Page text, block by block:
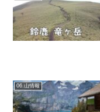
06.山情報